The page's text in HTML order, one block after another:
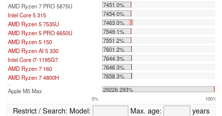
AMD Ryzen 7 PRO 5875U
7451 0%
Intel Core 5 315
7454 0%
AMD Ryzen 5 7535U
7463 0%
AMD Ryzen 5 PRO 6650U
7549 1%
AMD Ryzen 5 150
7551 2%
AMD Ryzen AI 5 330
7601 2%
Intel Core i7-1195G7
7644 3%
AMD Ryzen 7 160
7646 3%
AMD Ryzen 7 4800H
7658 3%
...
Apple M5 Max 29226 293%
0% 100%
Restrict / Search: Model: Max. age:
years